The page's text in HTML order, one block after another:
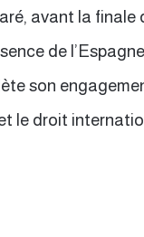
avant la finale
de
son
le droit